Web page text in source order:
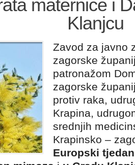
maternice i
Klanjcu
Zavod za javno
zagorske
patronažom
zagorske
protiv raka,
Krapina,
srednjih
Krapinsko –
Europski